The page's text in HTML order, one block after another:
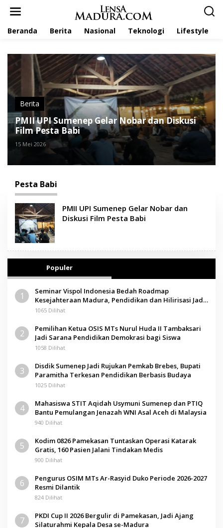
Beranda Berita Nasional Teknologi Lifestyle
Berita
PMII UPI Sumenep Gelar Nobar dan Diskusi
Film Pesta Babi
15 Mei 2026
Pesta Babi
PMII UPI Sumenep Gelar Nobar dan
Diskusi Film Pesta Babi
Populer
1
Seminar Vispol Indonesia Bedah Roadmap
Kesejahteraan Madura, Pendidikan dan Hilirisasi Jadi
Kunci
1065 Dilihat
2
Pemilihan Ketua OSIS MTs Nurul Huda II Tambaksari
Jadi Sarana Pendidikan Demokrasi bagi Siswa
1058 Dilihat
3
Disdik Sumenep Jadi Rujukan Pemkab Brebes, Bupati
Paramitha Terkesan Pendidikan Berbasis Budaya
1025 Dilihat
4
Mahasiswa STIT Aqidah Usymuni Sumenep dan PTIQ
Bantu Pemulangan Jenazah WNI Asal Aceh di Malaysia
940 Dilihat
5
Kodim 0826 Pamekasan Tuntaskan Operasi Katarak
Gratis, 160 Pasien Jalani Tindakan Medis
900 Dilihat
6
Pengurus OSIM MTs Ar-Rasyid Duko Periode 2026-2027
Resmi Dilantik
824 Dilihat
7
PKDI Cup II 2026 Bergulir di Pamekasan, Jadi Ajang
Silaturahmi Kepala Desa se-Madura